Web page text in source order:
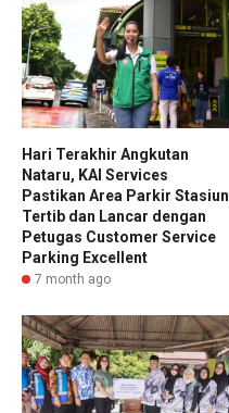
Hari Terakhir Angkutan
Nataru, KAI Services
Pastikan Area Parkir Stasiun
Tertib dan Lancar dengan
Petugas Customer Service
Parking Excellent
7 month ago